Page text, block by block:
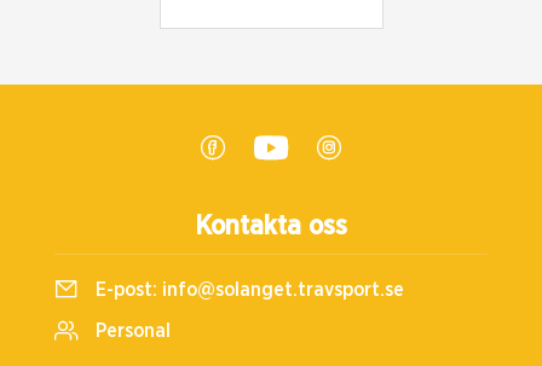
Kontakta oss
E-post: info@solanget.travsport.se
Personal